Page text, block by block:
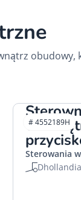
Sterowania
Dhollandia
# 4552189H